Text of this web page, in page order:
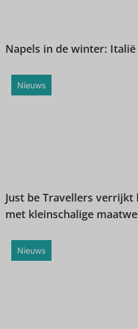
Napels in de winter:
Nieuws
Just be Travellers verrijkt
met kleinschalige
Nieuws